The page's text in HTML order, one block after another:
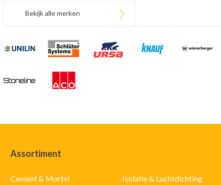
Bekijk alle merken
Assortiment
Cement & Mortel
Isolatie & Luchtdichting